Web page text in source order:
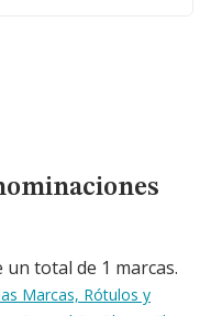
Comerciales
total de 1 marcas.
Marcas, Rótulos y